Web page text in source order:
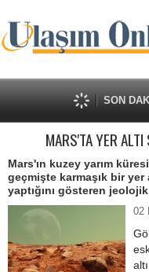
SON
MARS'TA YER
Mars'ın kuzey yarım
geçmişte karmaşık bir
yaptığını gösteren
02
altı